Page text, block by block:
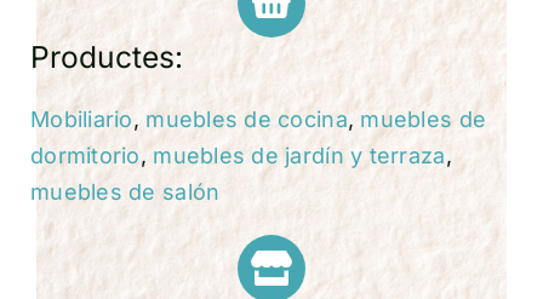
Productes:
Mobiliario, muebles de cocina, muebles de
dormitorio,muebles de jardín y terraza,
muebles de salón